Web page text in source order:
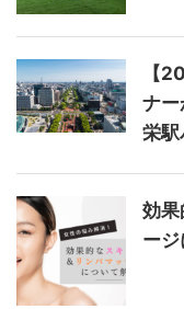
【
ナ
栄
効果
ー